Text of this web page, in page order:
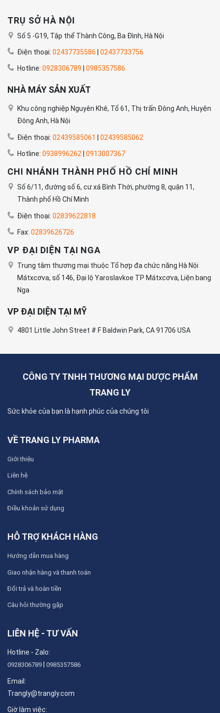
TRỤ SỞ HÀ NỘI
Số 5 -G19, Tập thể Thành Công, Ba Đình, Hà Nội
Điện thoại: 02437735586 02437733756
Hotline: 0928306789 0985357586
NHÀ MÁY SẢN XUẤT
Khu công nghiệp Nguyên Khê, Tổ 61, Thị trấn Đông Anh, Huyện
Đông Anh, Hà Nội
Điện thoại: 02439585061 02439585062
Hotline: 0938996262 0913007367
CHI NHÁNH THÀNH PHỐ HỒ CHÍ MINH
Số 6/11, đường số 6, cư xá Bình Thới, phường 8, quận 11,
Thành phố Hồ Chí Minh
Điện thoại: 02839622818
Fax: 02839626726
VP ĐẠI DIỆN TẠI NGA
Trung tâm thương mại thuộc Tổ hợp đa chức năng Hà Nội
Mátxcơva, số 146, Đại lộ Yaroslavkoe TP Mátxcơva, Liện bang
Nga
VP ĐẠI DIỆN TẠI MỸ
4801 Little John Street # F Baldwin Park, CA 91706 USA
CÔNG TY TNHH THƯƠNG MẠI DƯỢC PHẨM
TRANG LY
Sức khỏe của bạn là hạnh phúc của chúng tôi
VỀ TRANG LY PHARMA
Giới thiệu
Liên hệ
Chính sách bảo mật
Điều khoản sử dụng
HỖ TRỢ KHÁCH HÀNG
Hướng dẫn mua hàng
Giao nhận hàng và thanh toán
Đổi trả và hoàn tiền
Câu hỏi thường gặp
LIÊN HỆ - TƯ VẤN
Hotline - Zalo:
0928306789 0985357586
Email:
Trangly@trangly.com
Giờ làm việc: